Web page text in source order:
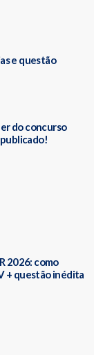
e questão
do concurso
2026: como
+ questão inédita